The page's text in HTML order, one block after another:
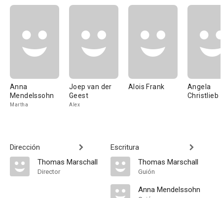
Anna
Mendelssohn
Martha
Joep van der
Geest
Alex
Alois Frank
Angela
Christlieb
Dirección
Thomas Marschall
Director
Escritura
Thomas Marschall
Guión
Anna Mendelssohn